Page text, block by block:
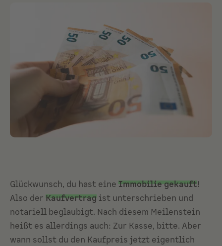
Glückwunsch, du hast eine Immobilie gekauft!
Also der Kaufvertrag ist unterschrieben und
notariell beglaubigt. Nach diesem Meilenstein
heißt es allerdings auch: Zur Kasse, bitte. Aber
wann sollst du den Kaufpreis jetzt eigentlich